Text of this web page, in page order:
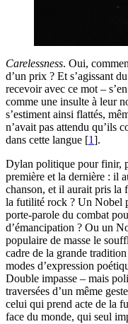
Carelessness. Oui,
d’un prix ? Et s’agissant
recevoir avec ce mot –
comme une insulte à leur
s’estiment ainsi flattés,
n’avait pas attendu qu’ils
dans cette langue [1].
Dylan politique pour finir,
première et la dernière : il
chanson, et il aurait pris la
la futilité rock ? Un Nobel
porte-parole du combat
d’émancipation ? Ou un
populaire de masse le
cadre de la grande
modes d’expression
Double impasse – mais
traversées d’un même
celui qui prend acte de la
face du monde, qui seul